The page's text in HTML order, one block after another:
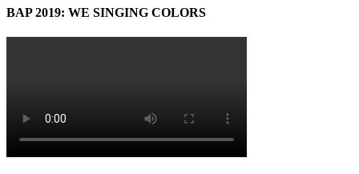
BAP 2019: WE SINGING COLORS